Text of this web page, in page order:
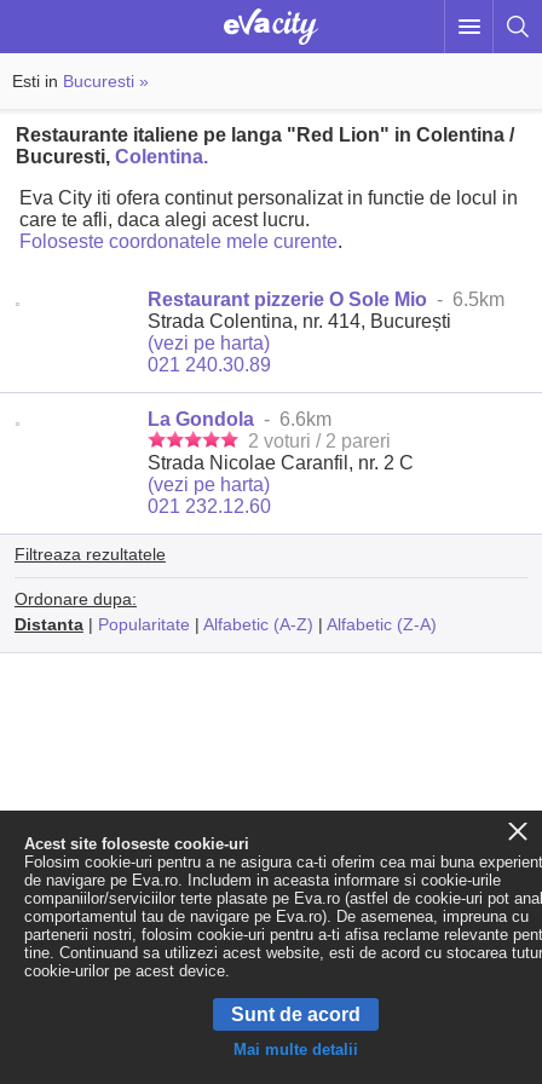
Esti in Bucuresti »
Restaurante italiene pe langa "Red Lion" in Colentina /
Bucuresti,Colentina.
Eva City iti ofera continut personalizat in functie de locul in
care te afli, daca alegi acest lucru.
Foloseste coordonatele mele curente.
Restaurant pizzerie O Sole Mio - 6.5km
Strada Colentina, nr. 414, București
(vezi pe harta)
021 240.30.89
La Gondola - 6.6km
2 voturi / 2 pareri
Strada Nicolae Caranfil, nr. 2 C
(vezi pe harta)
021 232.12.60
Filtreaza rezultatele
Ordonare dupa:
Distanta| Popularitate | Alfabetic (A-Z) | Alfabetic (Z-A)
Acest site foloseste cookie-uri
Folosim cookie-uri pentru a ne asigura ca-ti oferim cea mai buna
de navigare pe Eva.ro. Includem in aceasta informare si cookie-urile
companiilor/serviciilor terte plasate pe Eva.ro (astfel de cookie-uri pot
comportamentul tau de navigare pe Eva.ro). De asemenea, impreuna cu
partenerii nostri, folosim cookie-uri pentru a-ti afisa reclame relevante
tine. Continuand sa utilizezi acest website, esti de acord cu stocarea
cookie-urilor pe acest device.
Sunt de acord
Mai multe detalii